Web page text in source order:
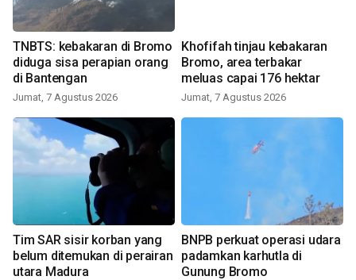
TNBTS: kebakaran di Bromo
diduga sisa perapian orang
di Bantengan
Jumat, 7 Agustus 2026
Khofifah tinjau kebakaran
Bromo, area terbakar
meluas capai 176 hektar
Jumat, 7 Agustus 2026
Tim SAR sisir korban yang
belum ditemukan di perairan
utara Madura
BNPB perkuat operasi udara
padamkan karhutla di
Gunung Bromo